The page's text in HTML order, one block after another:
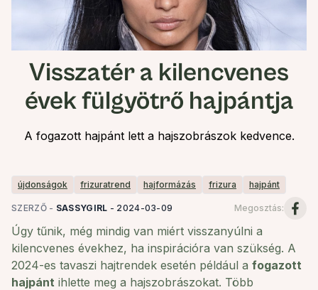
Visszatér a kilencvenes
évek fülgyötrő hajpántja
A fogazott hajpánt lett a hajszobrászok kedvence.
újdonságok frizuratrend hajformázás frizura hajpánt
SZERZŐ - SASSYGIRL - 2024-03-09 Megosztás:
Úgy tűnik, még mindig van miért visszanyúlni a
kilencvenes évekhez, ha inspirációra van szükség. A
2024-es tavaszi hajtrendek esetén például a fogazott
hajpánt ihlette meg a hajszobrászokat. Több